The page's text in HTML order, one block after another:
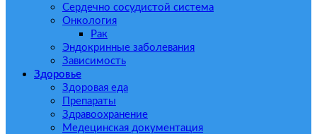
Сердечно сосудистой система
Онкология
Рак
Эндокринные заболевания
Зависимость
Здоровье
Здоровая еда
Препараты
Здравоохранение
Медецинская документация